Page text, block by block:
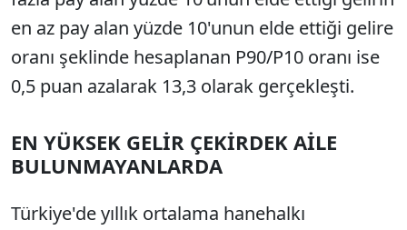
en az pay alan yüzde 10'unun elde ettiği gelire
oranı şeklinde hesaplanan P90/P10 oranı ise
0,5 puan azalarak 13,3 olarak gerçekleşti.
EN YÜKSEK GELİR ÇEKİRDEK AİLE
BULUNMAYANLARDA
Türkiye'de yıllık ortalama hanehalkı